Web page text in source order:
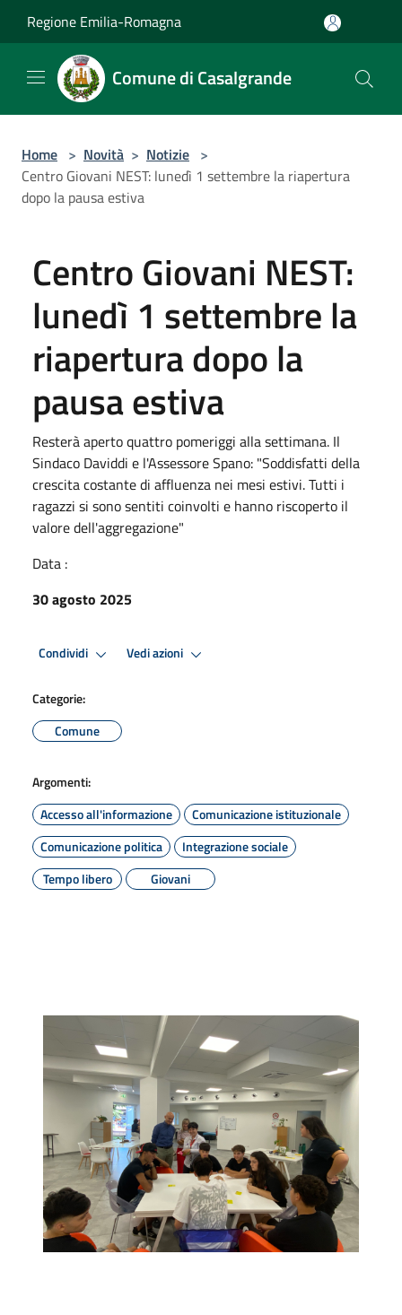
Regione Emilia-Romagna
Comune di Casalgrande
Home > Novità > Notizie >
Centro Giovani NEST: lunedì 1 settembre la riapertura
dopo la pausa estiva
Centro Giovani NEST:
lunedì 1 settembre la
riapertura dopo la
pausa estiva
Resterà aperto quattro pomeriggi alla settimana. Il
Sindaco Daviddi e l'Assessore Spano: "Soddisfatti della
crescita costante di affluenza nei mesi estivi. Tutti i
ragazzi si sono sentiti coinvolti e hanno riscoperto il
valore dell'aggregazione"
Data :
30 agosto 2025
Condividi Vedi azioni
Categorie:
Comune
Argomenti:
Accesso all'informazione
Comunicazione istituzionale
Comunicazione politica
Integrazione sociale
Tempo libero
Giovani